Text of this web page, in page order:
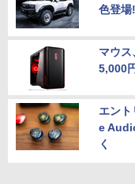
色登場
マウ
5,000
エン
e
く